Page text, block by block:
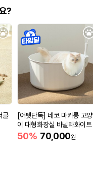
?
클
[어펫단독] 네코 마카롱 고양
이 대형화장실 바닐라화이트
50% 70,000원